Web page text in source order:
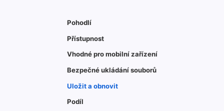
Pohodlí
Přístupnost
Vhodné pro mobilní zařízení
Bezpečné ukládání souborů
Uložit a obnovit
Podíl